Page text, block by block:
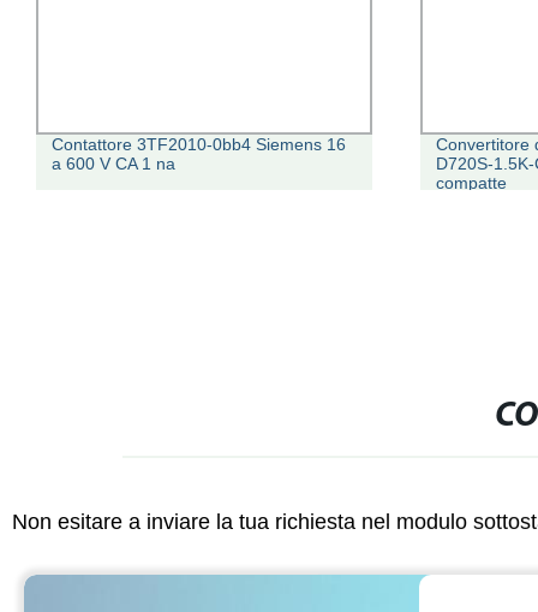
Contattore 3TF2010-0bb4 Siemens 16
a 600 V CA 1 na
Convertitore
D720S-
compatte
Non esitare a inviare la tua richiesta nel modulo